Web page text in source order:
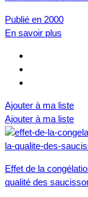
Publié en 2000
En savoir plus
Ajouter à ma liste
Ajouter à ma liste
Effet de la
qualité des